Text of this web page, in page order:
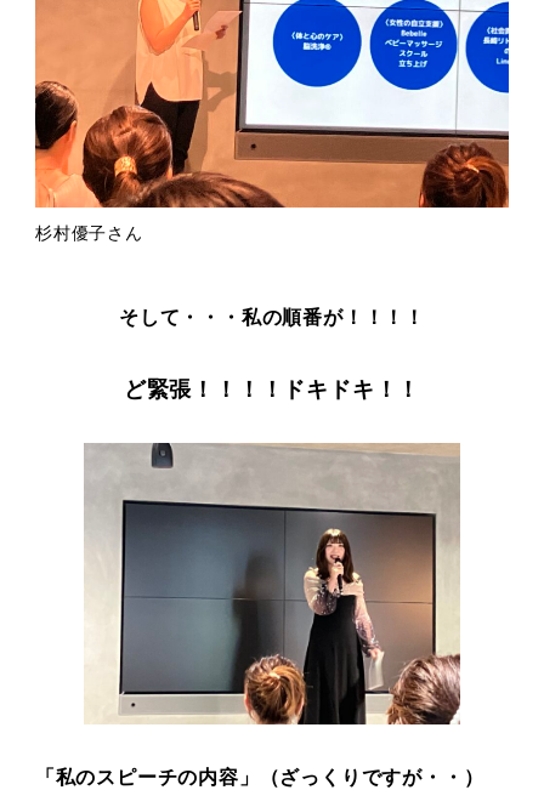
杉村優子さん
そして・・・私の順番が！！！！
ど緊張！！！！ドキドキ！！
「私のスピーチの内容」（ざっくりですが・・）